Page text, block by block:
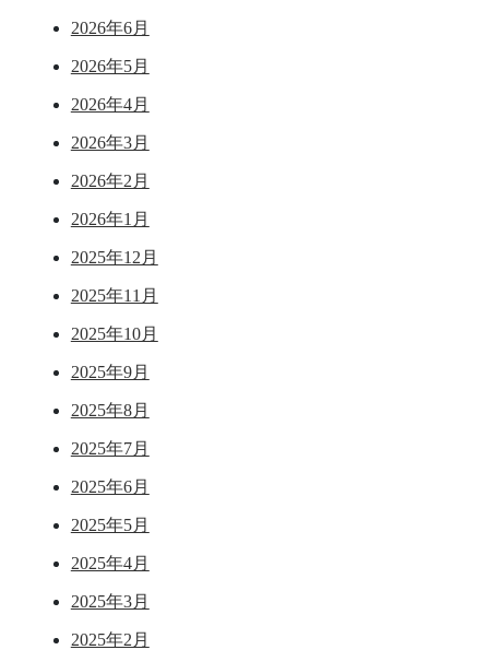
2026年6月
2026年5月
2026年4月
2026年3月
2026年2月
2026年1月
2025年12月
2025年11月
2025年10月
2025年9月
2025年8月
2025年7月
2025年6月
2025年5月
2025年4月
2025年3月
2025年2月